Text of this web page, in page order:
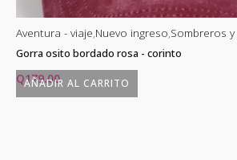
AÑADIR AL CARRITO
Aventura - viaje,Nuevo ingreso,Sombreros y
Gorra osito bordado rosa - corinto
Q179.00